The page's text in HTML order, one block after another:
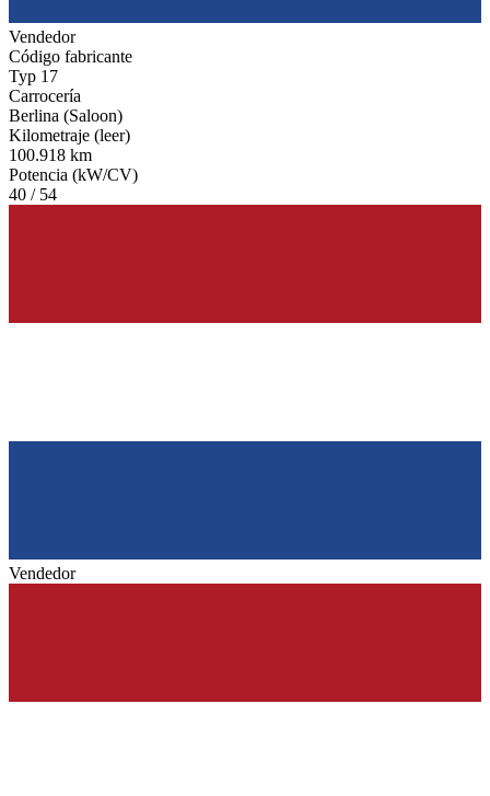
Vendedor
Código fabricante
Typ 17
Carrocería
Berlina (Saloon)
Kilometraje (leer)
100.918 km
Potencia (kW/CV)
40 / 54
Vendedor